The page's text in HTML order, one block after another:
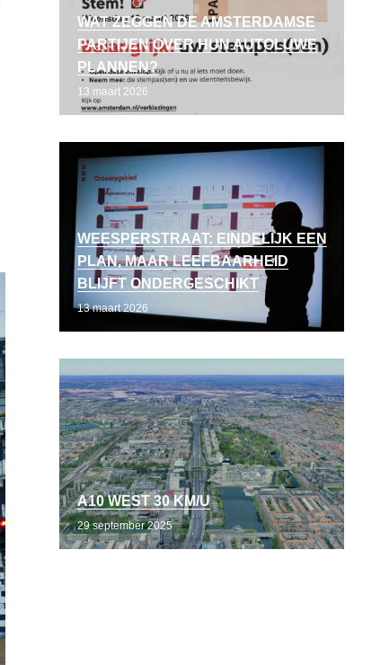
WAT ZEGGEN DE AMSTERDAMSE
PARTIJEN OVER HUN AUTOLUWE
PLANNEN?
13 maart 2026
WEESPERSTRAAT: EINDELIJK EEN
PLAN, MAAR LEEFBAARHEID
BLIJFT ONDERGESCHIKT
13 maart 2026
A10 WEST 30 KM/U
29 september 2025